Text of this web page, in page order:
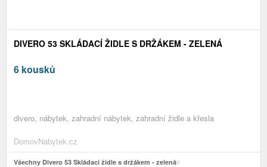
DIVERO 53 SKLÁDACÍ ŽIDLE S DRŽÁKEM - ZELENÁ
6 kousků
divero, nábytek, zahradní nábytek, zahradní židle a křesla
DomovNabytek.cz
Všechny Divero 53 Skládací židle s držákem - zelená